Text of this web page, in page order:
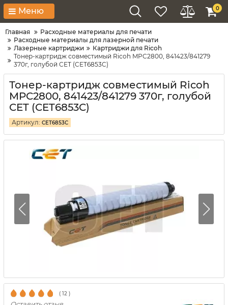
Меню 0
Главная
Расходные материалы для печати
Расходные материалы для лазерной печати
Лазерные картриджи
Картриджи для Ricoh
Тонер-картридж совместимый Ricoh MPC2800, 841423/841279
370г, голубой CET (CET6853C)
Тонер-картридж совместимый Ricoh
MPC2800, 841423/841279 370г, голубой
CET (CET6853C)
Артикул: CET6853C
( 12 )